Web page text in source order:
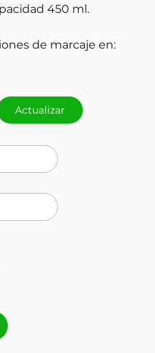
450 ml.
de marcaje en:
Actualizar